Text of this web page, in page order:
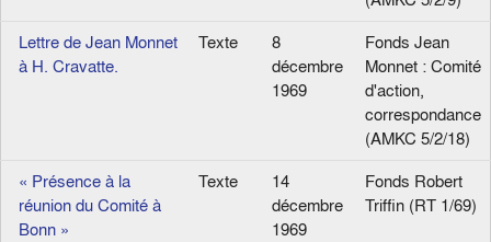
Lettre de Jean Monnet
à H. Cravatte.
Texte
8
décembre
1969
Fonds Jean
Monnet : Comité
d'action,
correspondance
(AMKC 5/2/18)
« Présence à la
réunion du Comité à
Bonn »
Texte
14
décembre
1969
Fonds Robert
Triffin (RT 1/69)